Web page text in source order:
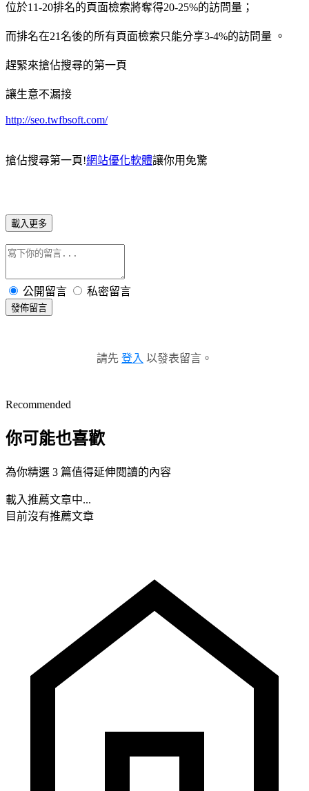
位於11-20排名的頁面檢索將奪得20-25%的訪問量；
而排名在21名後的所有頁面檢索只能分享3-4%的訪問量 。
趕緊來搶佔搜尋的第一頁
讓生意不漏接
http://seo.twfbsoft.com/
搶佔搜尋第一頁!網站優化軟體讓你用免驚
載入更多
公開留言 私密留言
發佈留言
請先 登入 以發表留言。
Recommended
你可能也喜歡
為你精選 3 篇值得延伸閱讀的內容
載入推薦文章中...
目前沒有推薦文章